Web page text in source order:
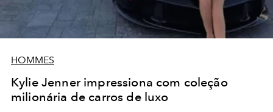
HOMMES
Kylie Jenner impressiona com coleção
milionária de carros de luxo